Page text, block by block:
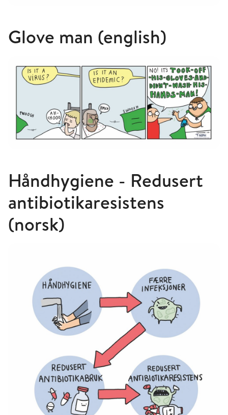
Glove man (english)
Håndhygiene - Redusert
antibiotikaresistens
(norsk)